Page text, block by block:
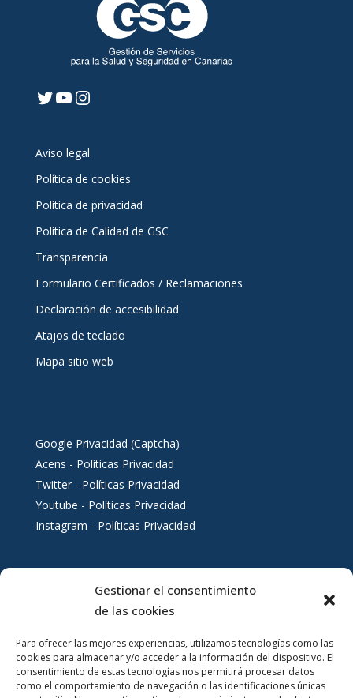
Gestionar el consentimiento
de las cookies
Para ofrecer las mejores experiencias, utilizamos tecnologías como las
cookies para almacenar y/o acceder a la información del dispositivo. El
consentimiento de estas tecnologías nos permitirá procesar datos
como el comportamiento de navegación o las identificaciones únicas
Twitter
YouTube
Instagram
Aviso legal
Política de cookies
Política de privacidad
Política de Calidad de GSC
Transparencia
Formulario Certificados / Reclamaciones
Declaración de accesibilidad
Atajos de teclado
Mapa sitio web
Google Privacidad (Captcha)
Acens - Políticas Privacidad
Twitter - Políticas Privacidad
Youtube - Políticas Privacidad
Instagram - Políticas Privacidad
Servicios al ciudadano